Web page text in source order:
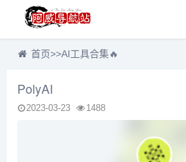
首页>>AI工具合集🔥
PolyAI
2023-03-23 1488